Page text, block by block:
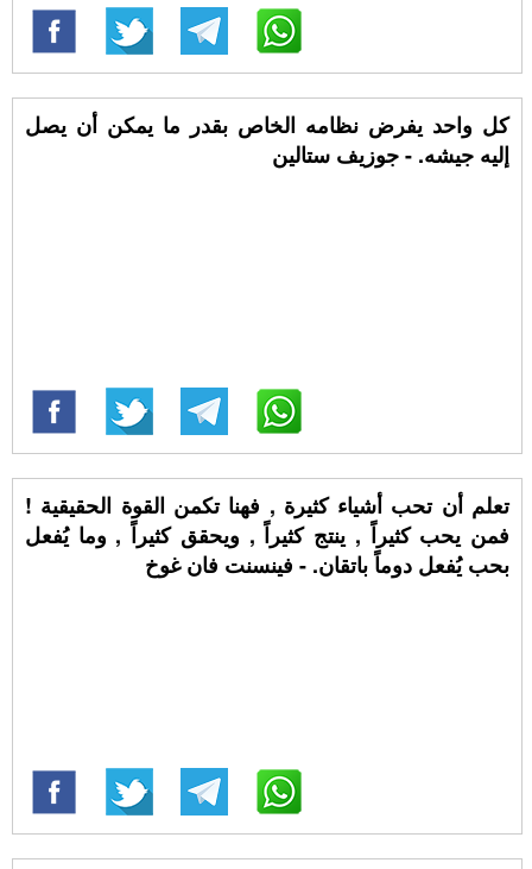
كل واحد يفرض نظامه الخاص بقدر ما يمكن أن يصل
إليه جيشه. - جوزيف ستالين
تعلم أن تحب أشياء كثيرة , فهنا تكمن القوة الحقيقية !
فمن يحب كثيراً , ينتج كثيراً , ويحقق كثيراً , وما يُفعل
بحب يُفعل دوماً باتقان. - فينسنت فان غوخ